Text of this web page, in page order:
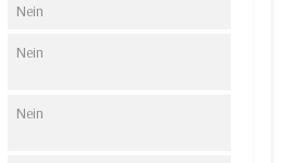
Nein
Nein
Nein